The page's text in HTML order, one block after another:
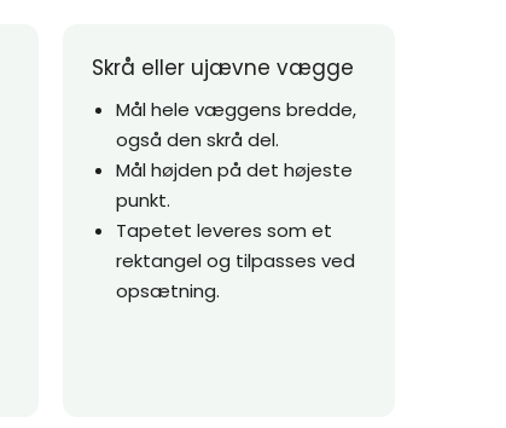
Skrå eller ujævne vægge
Mål hele væggens bredde,
også den skrå del.
Mål højden på det højeste
punkt.
Tapetet leveres som et
rektangel og tilpasses ved
opsætning.